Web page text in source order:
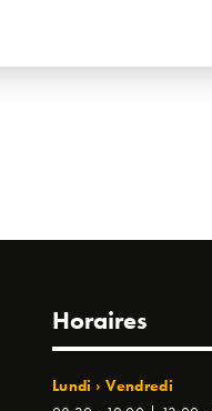
Horaires
Lundi › Vendredi